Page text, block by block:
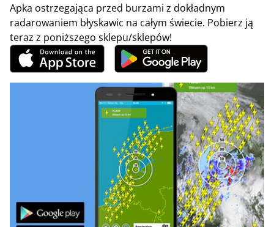
Apka ostrzegająca przed burzami z dokładnym
radarowaniem błyskawic na całym świecie. Pobierz ją
teraz z poniższego sklepu/sklepów!